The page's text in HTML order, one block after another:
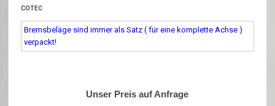
COTEC
Bremsbeläge sind immer als Satz ( für eine komplette Achse )
verpackt!
Unser Preis auf Anfrage